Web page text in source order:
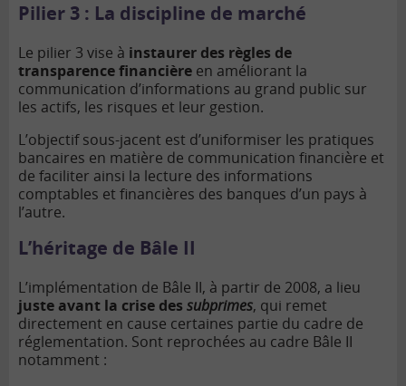
Pilier 3 : La discipline de marché
Le pilier 3 vise à instaurer des règles de
transparence financière en améliorant la
communication d’informations au grand public sur
les actifs, les risques et leur gestion.
L’objectif sous-jacent est d’uniformiser les pratiques
bancaires en matière de communication financière et
de faciliter ainsi la lecture des informations
comptables et financières des banques d’un pays à
l’autre.
L’héritage de Bâle II
L’implémentation de Bâle II, à partir de 2008, a lieu
juste avant la crise des subprimes, qui remet
directement en cause certaines partie du cadre de
réglementation. Sont reprochées au cadre Bâle II
notamment :